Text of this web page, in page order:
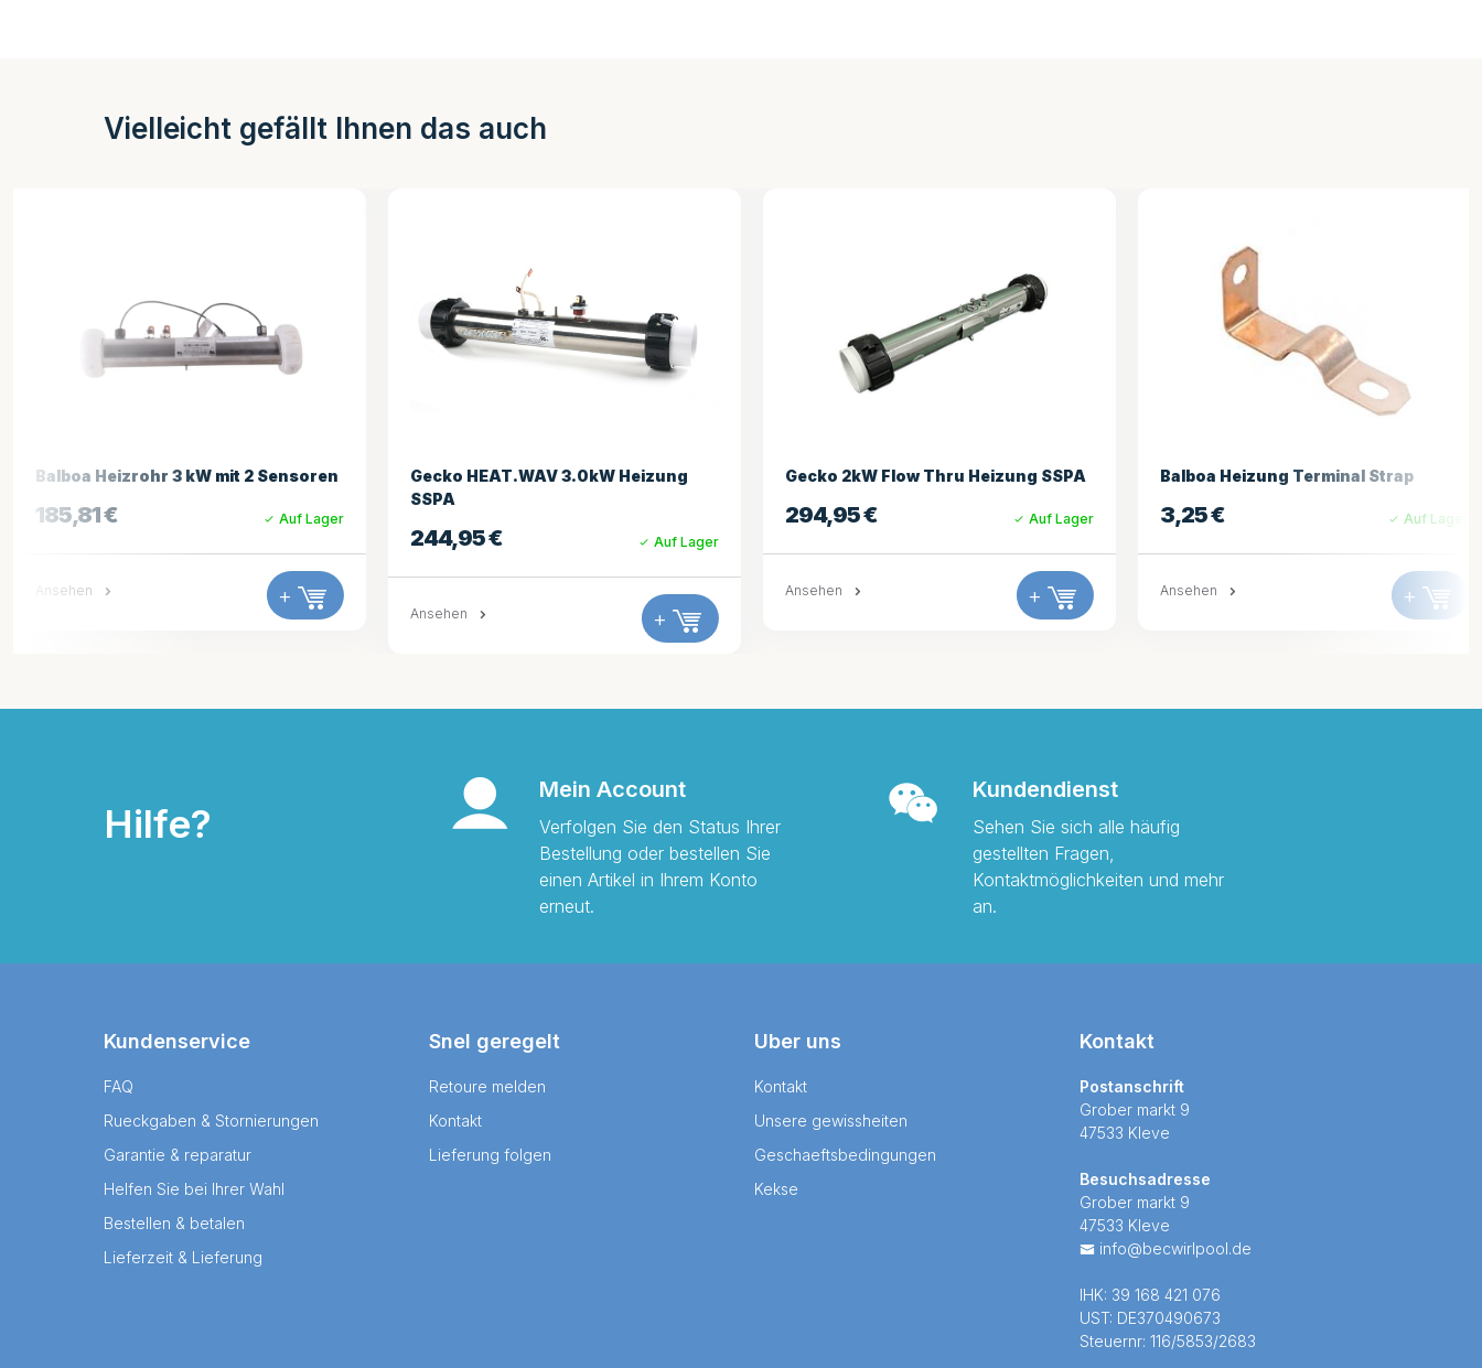
Vielleicht gefällt Ihnen das auch
Gecko HEAT.WAV 3.0kW Heizung
+
Gecko 2kW Flow Thru Heizung SSPA
+
Balboa Heizung Terminal Strap
3,25€ Auf Lager
Ansehen +
LX H30-R1 3,0 kW 1,5 Zoll Heizung
+
Hilfe?
Mein Account
Verfolgen Sie den Status Ihrer
Bestellung oder bestellen Sie
einen Artikel in Ihrem Konto
erneut.
Kundendienst
Sehen Sie sich alle häufig
gestellten Fragen,
Kontaktmöglichkeiten und mehr
an.
Kundenservice
FAQ
Rueckgaben & Stornierungen
Garantie & reparatur
Helfen Sie bei Ihrer Wahl
Bestellen & betalen
Lieferzeit & Lieferung
Snel geregelt
Retoure melden
Kontakt
Lieferung folgen
Uber uns
Kontakt
Unsere gewissheiten
Geschaeftsbedingungen
Kekse
Kontakt
Postanschrift
Grober markt 9
47533 Kleve
Besuchsadresse
Grober markt 9
47533 Kleve
info@becwirlpool.de
IHK: 39 168 421 076
UST: DE370490673
Steuernr: 116/5853/2683